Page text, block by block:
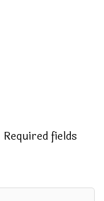
Required fields